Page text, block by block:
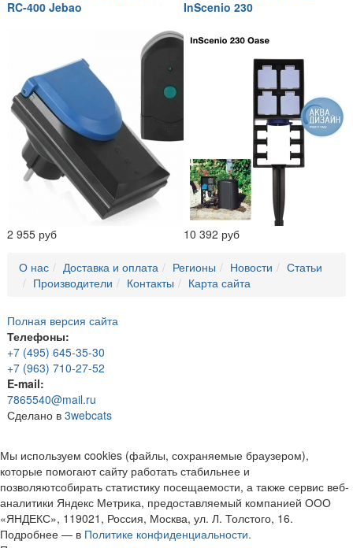
RC-400 Jebao
2 955 руб
InScenio 230
10 392 руб
О нас Доставка и оплата Регионы Новости
Статьи
Производители
Контакты Карта сайта
Полная версия сайта
Телефоны:
+7 (495) 645-35-30
+7 (963) 710-27-52
E-mail:
7865540@mail.ru
Сделано в 3webcats
Мы используем cookies (файлы, сохраняемые браузером),
которые помогают сайту работать стабильнее и
позволяютсобирать статистику посещаемости, а также сервис веб-
аналитики Яндекс Метрика, предоставляемый компанией ООО
«ЯНДЕКС», 119021, Россия, Москва, ул. Л. Толстого, 16.
Подробнее — в Политике конфиденциальности.